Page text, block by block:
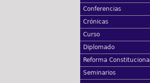
Conferencias
Crónicas
Curso
Diplomado
Reforma Constitucional
Seminarios